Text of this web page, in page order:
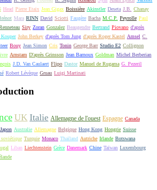
Head Pierre Etaix Jean Gigax Boissière Akinstler Deseta J.B.
Chanay
Mara RINN David Sciotti Faugère Bacha M.C.P. Peyrolle Paul
Siry Zoran Gonzalez Beaugendre Bertrand Piovano d'après
Kouper John Berkey d'après Tom Jung d'après Roger Kastel Amsel C.
Bouy Jean Simon Cris Tonin George Barr Studio E2 Collignon
Arnstam D'après Grinsson Jean Barnoux Goldman Michel Berberian
J.D. Van Caulaert Flipo Dastor Manuel de Rugama G. Pezeril
Robert Lévèque Gruau Luigi Martinati
UK Italie Allemagne de l'ouest Espagne Canada
Japon Australie Allemagne Belgique Hong Kong Hongrie Suisse
Turquie Monaco Thaïland Autriche Irlande Botswana
Liban Liechtenstein Grèce Danemark Chine Taïwan Luxembourg